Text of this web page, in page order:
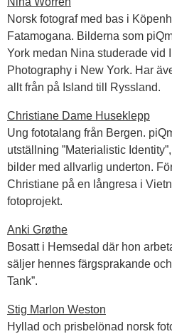
Norsk fotograf med bas i
Fatamogana. Bilderna som
York medan Nina studerade vid
Photography i New York. Har
allt från på Island till Ryssland.
Christiane Dame Huseklepp
Ung fototalang från Bergen.
utställning ”Materialistic
bilder med allvarlig underton.
Christiane på en långresa i
fotoprojekt.
Anki Grøthe
Bosatt i Hemsedal där hon
säljer hennes färgsprakande
Tank”.
Stig Marlon Weston
Hyllad och prisbelönad norsk